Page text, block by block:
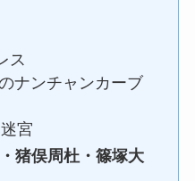
ス
ナンチャンカーブ
宮
猪俣周杜・篠塚大